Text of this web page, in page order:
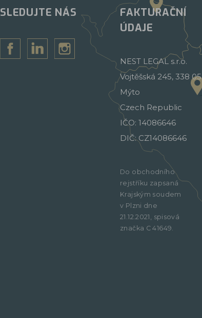
SLEDUJTE NÁS
FAKTURAČNÍ
ÚDAJE
NEST LEGAL s.r.o.
Vojtěšská 245, 338 05
Mýto
Czech Republic
IČO: 14086646
DIČ: CZ14086646
Do obchodního
rejstříku zapsaná
Krajským soudem
v Plzni dne
21.12.2021, spisová
značka C 41649.